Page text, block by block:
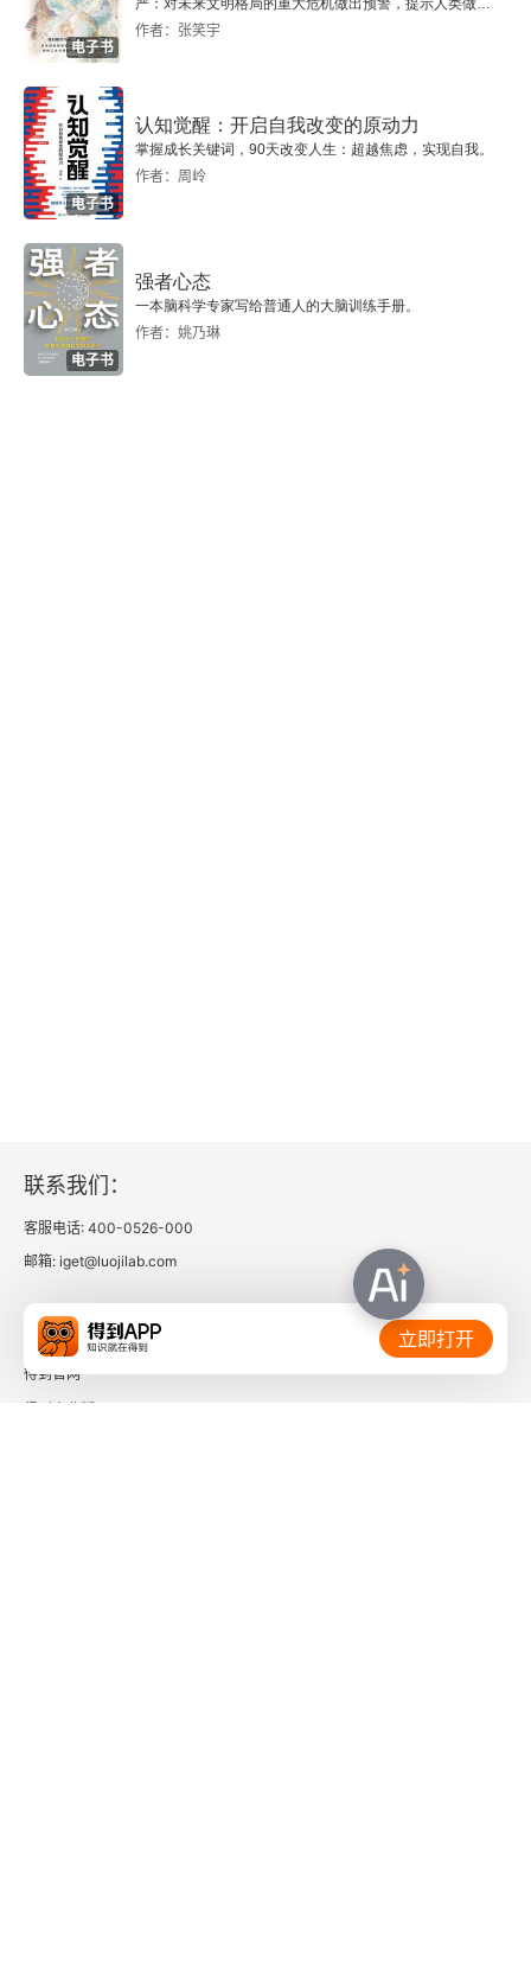
电子书
严：对未来文明格局的重大危机做出预警，提示人类做出
智慧的选择。
作者：张笑宇
电子书
认知觉醒：开启自我改变的原动力
掌握成长关键词，90天改变人生：超越焦虑，实现自我。
作者：周岭
电子书
强者心态
一本脑科学专家写给普通人的大脑训练手册。
作者：姚乃琳
联系我们：
客服电话: 400-0526-000
邮箱: iget@luojilab.com
相关链接：
得到官网
立即打开